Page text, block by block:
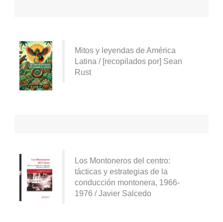
Mitos y leyendas de América
Latina / [recopilados por] Sean
Rust
Los Montoneros del centro:
tácticas y estrategias de la
conducción montonera, 1966-
1976 / Javier Salcedo